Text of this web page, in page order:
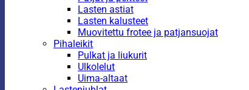
Lasten astiat
Lasten kalusteet
Muovitettu frotee ja patjansuojat
Pihaleikit
Pulkat ja liukurit
Ulkolelut
Uima-altaat